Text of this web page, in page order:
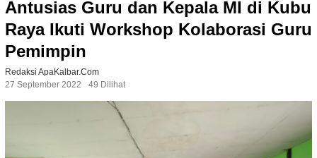
Antusias Guru dan Kepala MI di Kubu
Raya Ikuti Workshop Kolaborasi Guru
Pemimpin
Redaksi ApaKalbar.com
27 September 2022
49 Dilihat